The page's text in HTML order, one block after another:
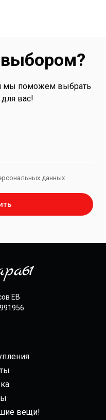
мы поможем выбрать
вас!
данных
ЕВ
вещи!